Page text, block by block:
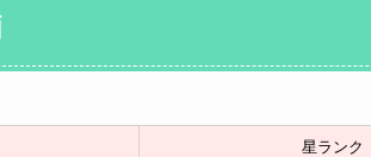
星ランク